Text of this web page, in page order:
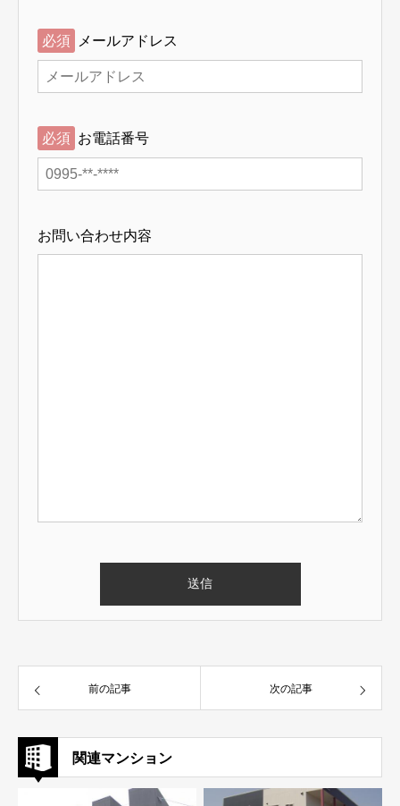
必須 メールアドレス
必須 お電話番号
お問い合わせ内容
前の記事 次の記事
関連マンション